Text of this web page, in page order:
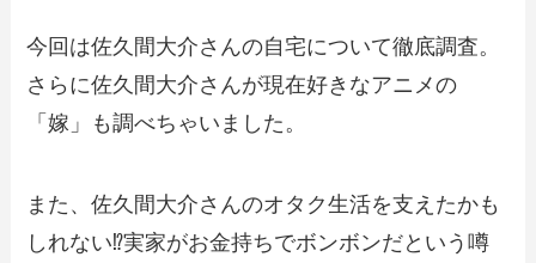
今回は佐久間大介さんの自宅について徹底調査。
さらに佐久間大介さんが現在好きなアニメの
「嫁」も調べちゃいました。
また、佐久間大介さんのオタク生活を支えたかも
しれない⁉実家がお金持ちでボンボンだという噂